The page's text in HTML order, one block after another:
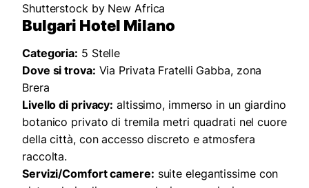
Shutterstock by New Africa
Bulgari Hotel Milano
Categoria: 5 Stelle
Dove si trova: Via Privata Fratelli Gabba, zona
Brera
Livello di privacy: altissimo, immerso in un giardino
botanico privato di tremila metri quadrati nel cuore
della città, con accesso discreto e atmosfera
raccolta.
Servizi/Comfort camere: suite elegantissime con